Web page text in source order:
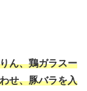
ん、鶏ガラスー
せ、豚バラを入